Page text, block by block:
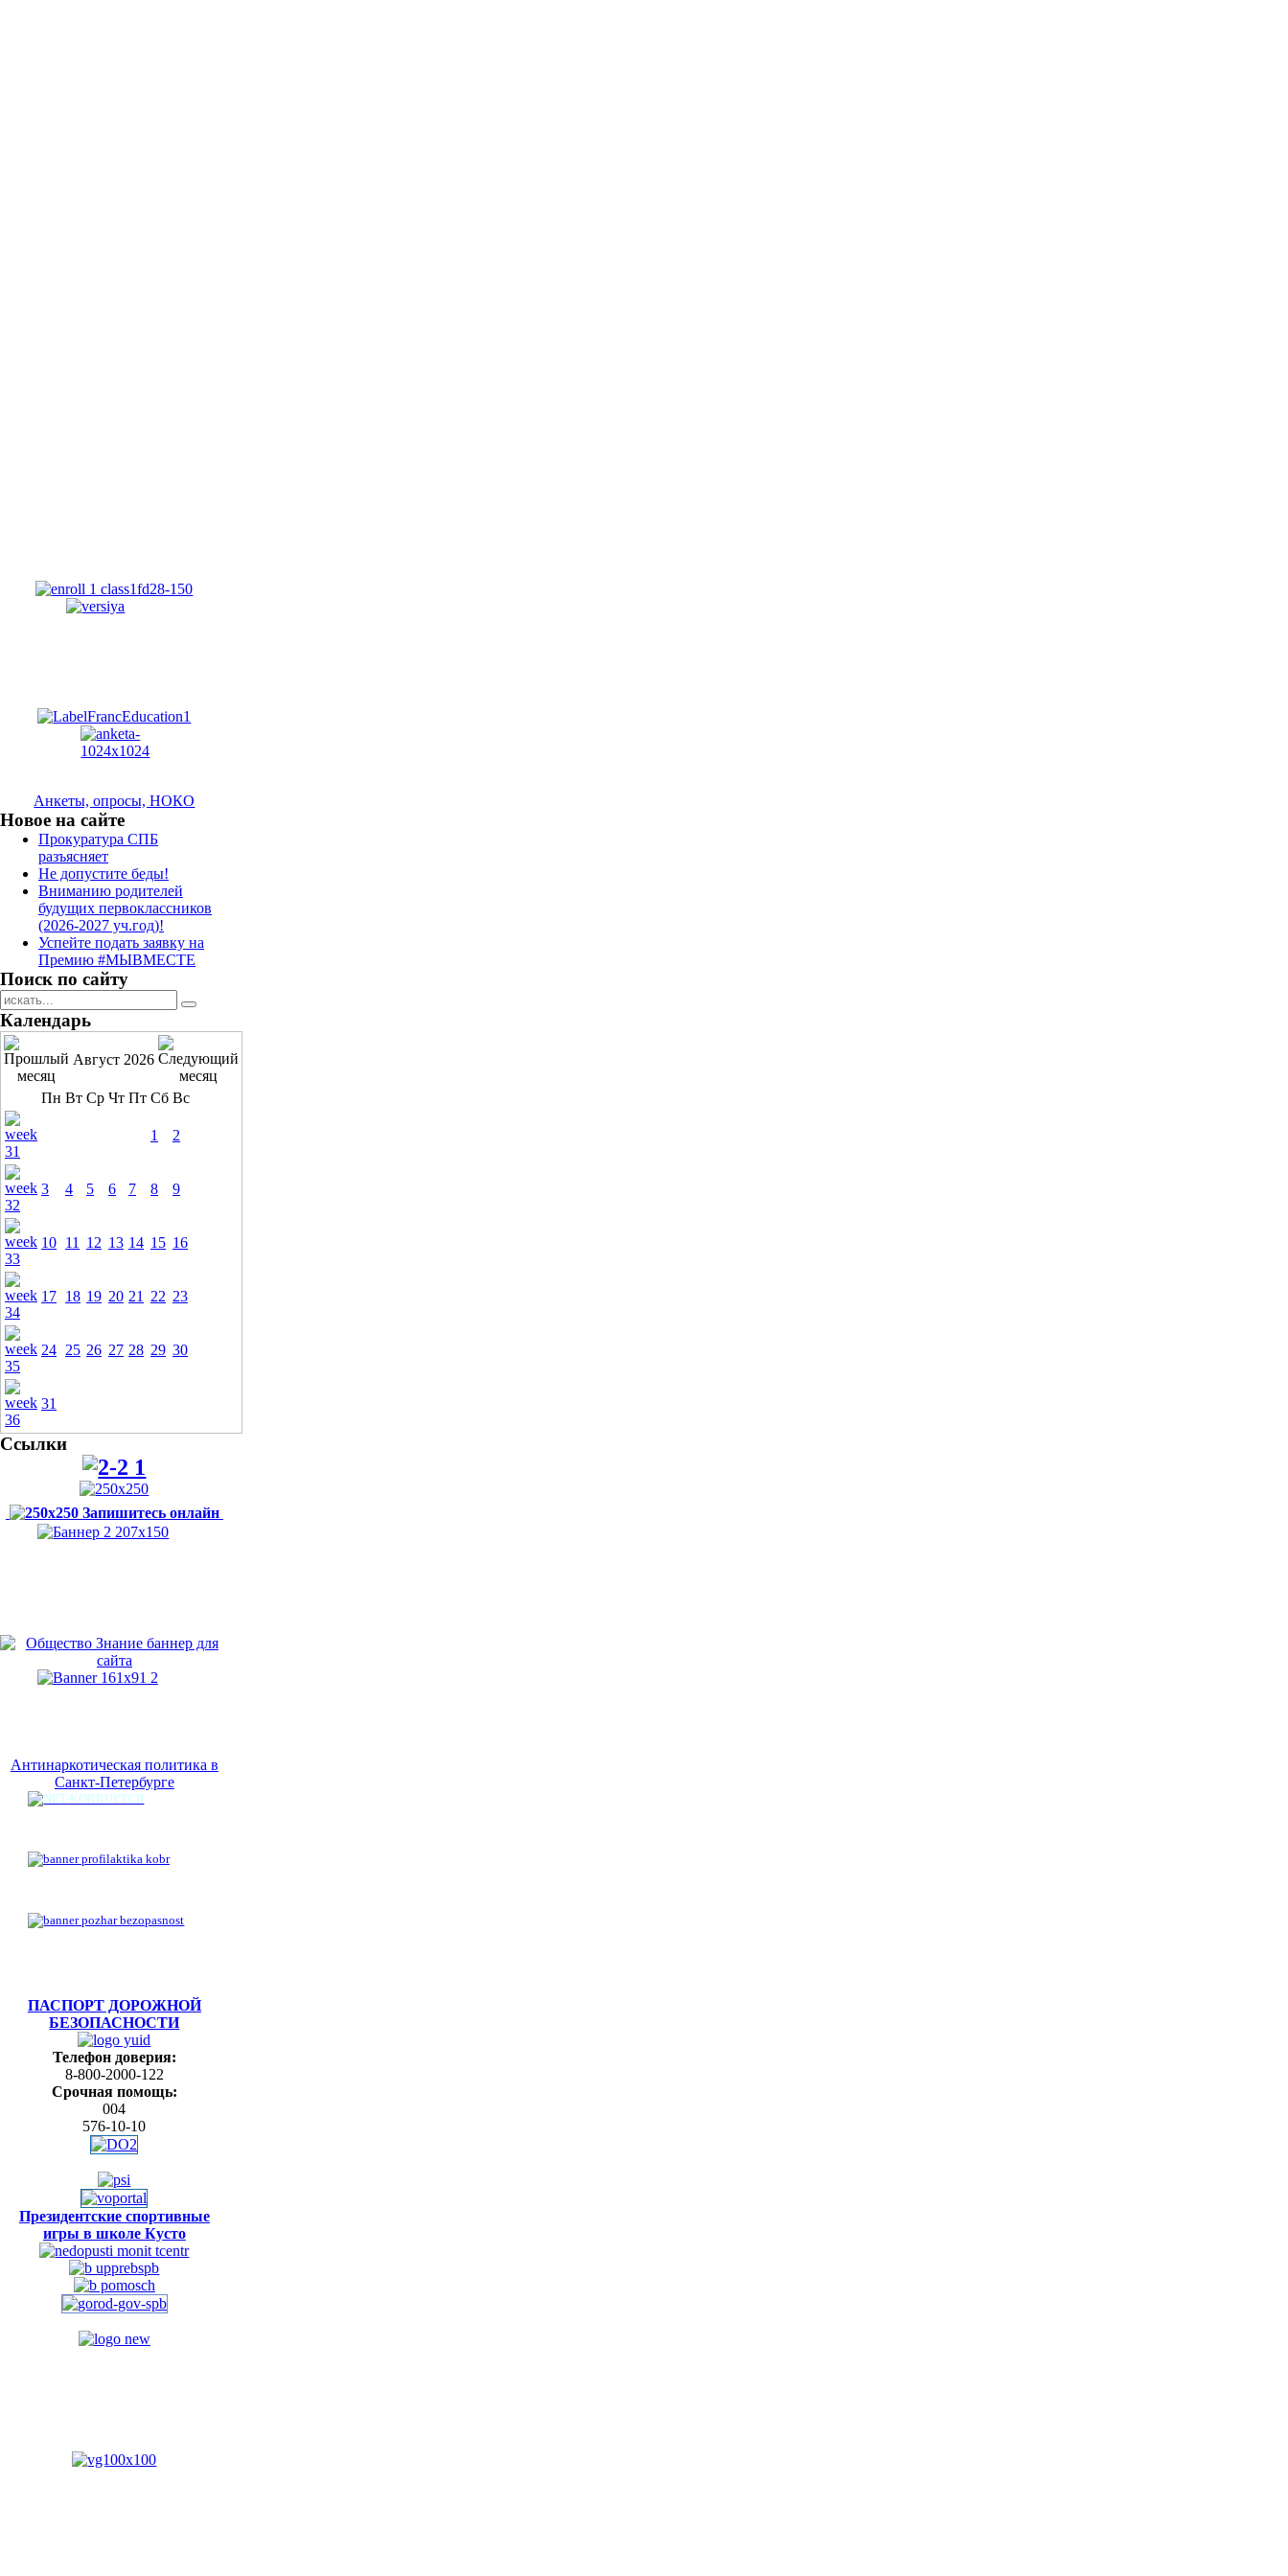
Анкеты, опросы, НОКО
Новое на сайте
Прокуратура СПБ
разъясняет
Не допустите беды!
Вниманию родителей
будущих первоклассников
(2026-2027 уч.год)!
Успейте подать заявку на
Премию #МЫВМЕСТЕ
Поиск по сайту
Календарь
Август 2026
Пн Вт Ср Чт Пт Сб Вс
1 2
3 4 5 6 7 8 9
10 11 12 13 14 15 16
17 18 19 20 21 22 23
24 25 26 27 28 29 30
31
Ссылки
Антинаркотическая политика в
Санкт-Петербурге
ПАСПОРТ ДОРОЖНОЙ
БЕЗОПАСНОСТИ
Телефон доверия:
8-800-2000-122
Срочная помощь:
004
576-10-10
Президентские спортивные
игры в школе Кусто